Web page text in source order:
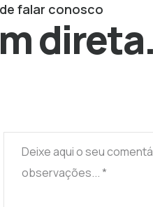
falar conosco